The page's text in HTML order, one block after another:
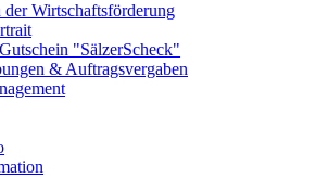
der Wirtschaftsförderung
"SälzerScheck"
& Auftragsvergaben